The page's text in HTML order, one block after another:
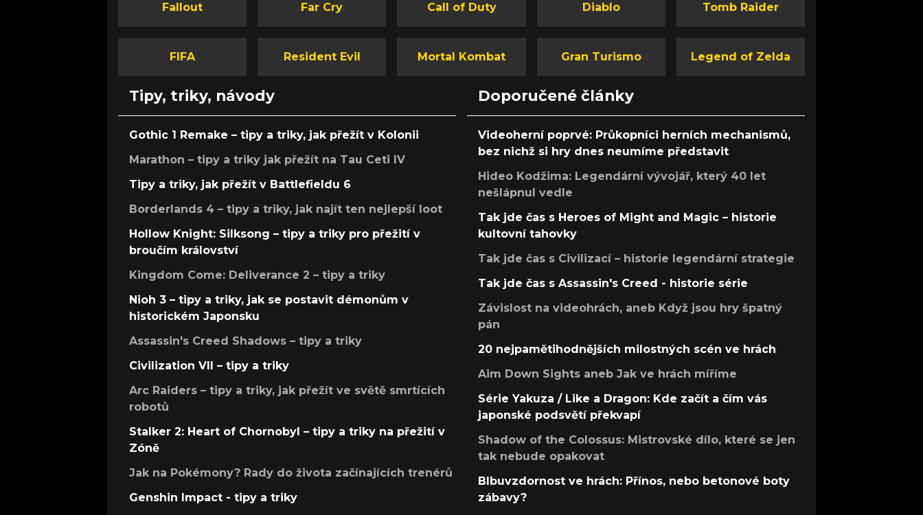
Fallout Far Cry Call of Duty Diablo Tomb Raider
FIFA Resident Evil Mortal Kombat Gran Turismo Legend of Zelda
Tipy, triky, návody
Gothic 1 Remake – tipy a triky, jak přežít v Kolonii
Marathon – tipy a triky jak přežít na Tau Ceti IV
Tipy a triky, jak přežít v Battlefieldu 6
Borderlands 4 – tipy a triky, jak najít ten nejlepší loot
Hollow Knight: Silksong – tipy a triky pro přežití v
broučím království
Kingdom Come: Deliverance 2 – tipy a triky
Nioh 3 – tipy a triky, jak se postavit démonům v
historickém Japonsku
Assassin's Creed Shadows – tipy a triky
Civilization VII – tipy a triky
Arc Raiders – tipy a triky, jak přežít ve světě smrtících
robotů
Stalker 2: Heart of Chornobyl – tipy a triky na přežití v
Zóně
Jak na Pokémony? Rady do života začínajících trenérů
Genshin Impact - tipy a triky
Doporučené články
Videoherní poprvé: Průkopníci herních mechanismů,
bez nichž si hry dnes neumíme představit
Hideo Kodžima: Legendární vývojář, který 40 let
nešlápnul vedle
Tak jde čas s Heroes of Might and Magic – historie
kultovní tahovky
Tak jde čas s Civilizací – historie legendární strategie
Tak jde čas s Assassin's Creed - historie série
Závislost na videohrách, aneb Když jsou hry špatný
pán
20 nejpamětihodnějších milostných scén ve hrách
Aim Down Sights aneb Jak ve hrách míříme
Série Yakuza / Like a Dragon: Kde začít a čím vás
japonské podsvětí překvapí
Shadow of the Colossus: Mistrovské dílo, které se jen
tak nebude opakovat
Blbuvzdornost ve hrách: Přínos, nebo betonové boty
zábavy?